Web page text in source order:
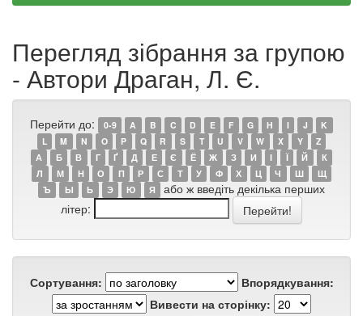
Перегляд зібрання за групою
- Автори Драган, Л. Є.
Перейти до: 0-9 A B C D E F G H I J
K
L
M N O P Q R S T U V W X Y
Z
А
Б В Г Ґ Д Е Є Ё Ж З И І Ї Й
К
Л
М Н О П Р С Т У Ф Х Ц Ч Ш
Щ
Ъ
Ы Ь Э Ю Я
або ж введіть декілька перших
літер:
Сортування:
Впорядкування:
Вивести на сторінку: